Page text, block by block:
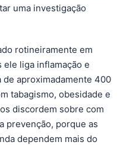
uma investigação
rotineiramente em
ele liga inflamação e
de aproximadamente 400
tabagismo, obesidade e
discordem sobre com
prevenção, porque as
dependem mais do